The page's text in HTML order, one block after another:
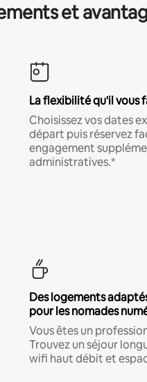
et
La flexibilité qu'il vous
Choisissez vos dates
départ puis réservez
engagement
administratives.*
Des logements
pour les nomades
Vous êtes un
Trouvez un séjour
wifi haut débit et